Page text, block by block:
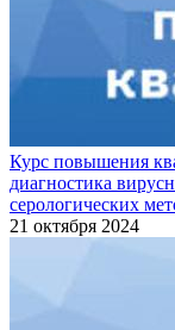
Курс повышения
диагностика
серологических
21 октября 2024